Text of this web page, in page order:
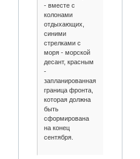
- вместе с
колонами
отдыхающих,
синими
стрелками с
моря - морской
десант, красным
-
запланированная
граница фронта,
которая должна
быть
сформирована
на конец
сентября.